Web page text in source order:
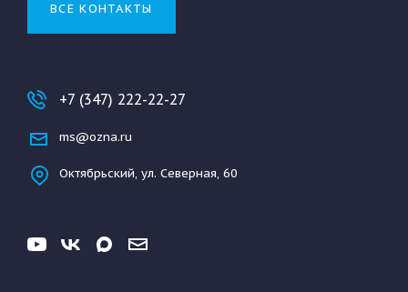
ВСЕ КОНТАКТЫ
+7 (347) 222-22-27
ms@ozna.ru
Октябрьский, ул. Северная, 60